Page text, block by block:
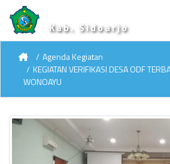
Kab. Sidoarjo
Agenda Kegiatan
KEGIATAN VERIFIKASI DESA ODF
WONOAYU